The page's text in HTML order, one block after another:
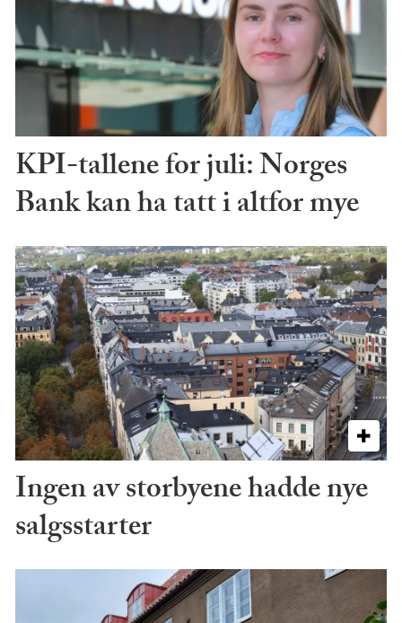
KPI-tallene for juli: Norges
Bank kan ha tatt i altfor mye
Ingen av storbyene hadde nye
salgsstarter